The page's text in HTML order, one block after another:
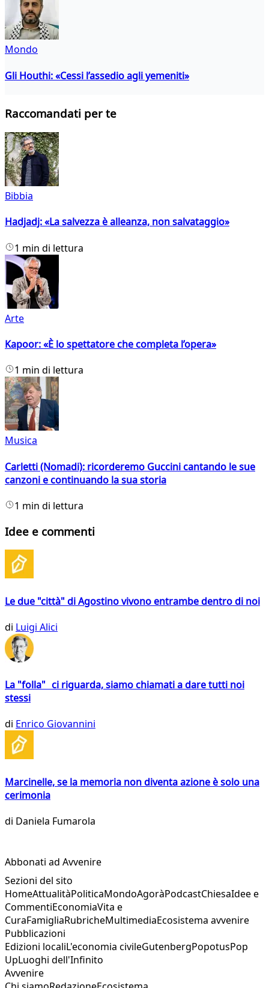
Mondo
Gli Houthi: «Cessi l’assedio agli yemeniti»
Raccomandati per te
Bibbia
Hadjadj: «La salvezza è alleanza, non salvataggio»
1 min di lettura
Arte
Kapoor: «È lo spettatore che completa l’opera»
1 min di lettura
Musica
Carletti (Nomadi): ricorderemo Guccini cantando le sue
canzoni e continuando la sua storia
1 min di lettura
Idee e commenti
Le due "città" di Agostino vivono entrambe dentro di noi
di Luigi Alici
La "folla" ci riguarda, siamo chiamati a dare tutti noi
stessi
di Enrico Giovannini
Marcinelle, se la memoria non diventa azione è solo una
cerimonia
di Daniela Fumarola
Abbonati ad Avvenire
Sezioni del sito
HomeAttualitàPoliticaMondoAgoràPodcastChiesaIdee e
CommentiEconomiaVita e
CuraFamigliaRubricheMultimediaEcosistema avvenire
Pubblicazioni
Edizioni localiL'economia civileGutenbergPopotusPop
UpLuoghi dell'Infinito
Avvenire